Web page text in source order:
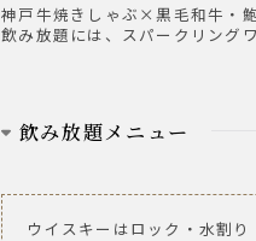
神戸牛焼きしゃぶ×黒毛和牛・
飲み放題には、スパークリング
飲み放題メニュー
ウイスキーはロック・水割り